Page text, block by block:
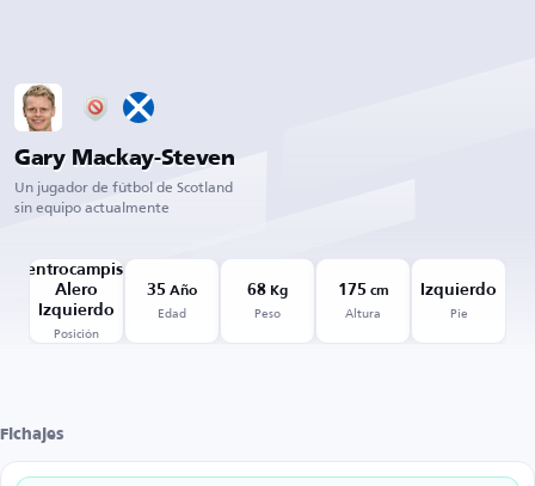
Gary Mackay-Steven
Un jugador de fútbol de Scotland
sin equipo actualmente
Centrocampista
Alero
Izquierdo
Posición
35 Año
Edad
68 Kg
Peso
175 cm
Altura
Izquierdo
Pie
Fichajes